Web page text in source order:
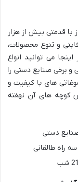
با قدمتی بیش از هزار
و تنوع محصولات،
می توانید انواع
و برخی صنایع دستی را
های با کیفیت و
کوچه های آن نهفته
صنایع دستی
راه طالقانی